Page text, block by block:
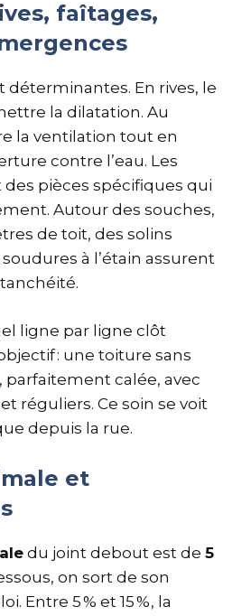
faîtages,
déterminantes. En rives, le
la dilatation. Au
la ventilation tout en
contre l’eau. Les
des pièces spécifiques qui
Autour des souches,
de toit, des solins
à l’étain assurent
ligne par ligne clôt
: une toiture sans
parfaitement calée, avec
réguliers. Ce soin se voit
depuis la rue.
et
du joint debout est de 5
on sort de son
Entre 5 % et 15 %, la